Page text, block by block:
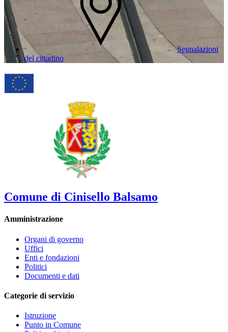
Segnalazioni
del cittadino
Comune di Cinisello Balsamo
Amministrazione
Organi di governo
Uffici
Enti e fondazioni
Politici
Documenti e dati
Categorie di servizio
Istruzione
Punto in Comune